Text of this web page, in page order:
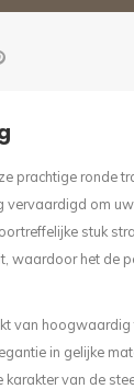
prachtige ronde
vervaardigd om
stuk
waardoor het de
van
in gelijke
karakter van de